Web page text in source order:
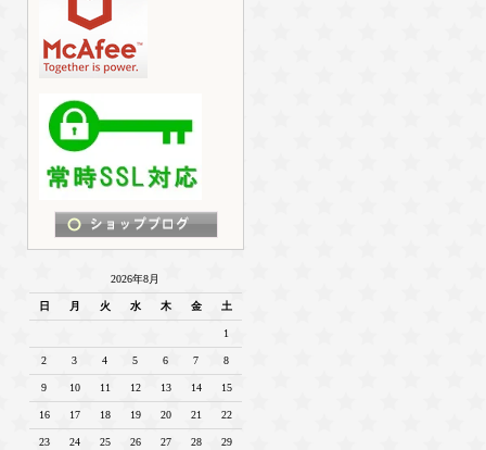
2026年8月
日 月 火 水 木 金 土
1
2 3 4 5 6 7 8
9 10 11 12 13 14 15
16 17 18 19 20 21 22
23 24 25 26 27 28 29